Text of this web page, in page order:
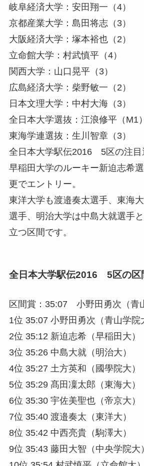
岐阜経済大学：安田翔一（4）
京都産業大学：島田将志（3）
大阪経済大学：塚本裕也（2）
立命館大学：村武慎平（4）
関西大学：山口晃平（3）
広島経済大学：柴野敏一（2）
日本文理大学：中村大海（3）
全日本大学選抜：江浪修平（M1）
東海学連選抜：生川智章（3）
全日本大学駅伝2016 5区の注目
早稲田大学のルーキー新迫志希
更でエントリー。
東洋大学も渡邉奏太選手、東海
選手、明治大学は中島大就選手
立つ区間です。
全日本大学駅伝2016 5区の区
区間賞：35:07 小野田勇次（青
1位 35:07 小野田勇次（青山学院
2位 35:12 新迫志希（早稲田大）
3位 35:26 中島大就（明治大）
4位 35:27 土方英和（國學院大）
5位 35:29 髙田凜太郎（東海大）
6位 35:30 宇佐美聖也（帝京大）
7位 35:40 渡邉奏太（東洋大）
8位 35:42 中西亮貴（駒澤大）
9位 35:43 藤田大智（中央学院大）